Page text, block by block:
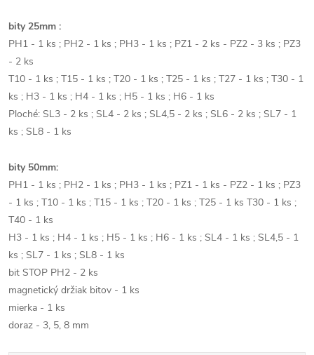
bity 25mm :
PH1 - 1 ks ; PH2 - 1 ks ; PH3 - 1 ks ; PZ1 - 2 ks - PZ2 - 3 ks ; PZ3
- 2 ks
T10 - 1 ks ; T15 - 1 ks ; T20 - 1 ks ; T25 - 1 ks ; T27 - 1 ks ; T30 - 1
ks ; H3 - 1 ks ; H4 - 1 ks ; H5 - 1 ks ; H6 - 1 ks
Ploché: SL3 - 2 ks ; SL4 - 2 ks ; SL4,5 - 2 ks ; SL6 - 2 ks ; SL7 - 1
ks ; SL8 - 1 ks
bity 50mm:
PH1 - 1 ks ; PH2 - 1 ks ; PH3 - 1 ks ; PZ1 - 1 ks - PZ2 - 1 ks ; PZ3
- 1 ks ; T10 - 1 ks ; T15 - 1 ks ; T20 - 1 ks ; T25 - 1 ks T30 - 1 ks ;
T40 - 1 ks
H3 - 1 ks ; H4 - 1 ks ; H5 - 1 ks ; H6 - 1 ks ; SL4 - 1 ks ; SL4,5 - 1
ks ; SL7 - 1 ks ; SL8 - 1 ks
bit STOP PH2 - 2 ks
magnetický držiak bitov - 1 ks
mierka - 1 ks
doraz - 3, 5, 8 mm